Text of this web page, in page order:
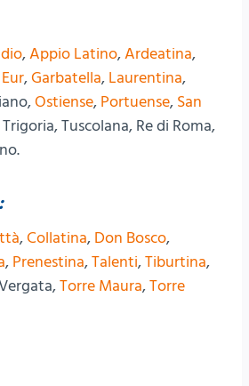
,Appio Latino,Ardeatina,
Eur,Garbatella, Laurentina,
Ostiense, Portuense, San
Tuscolana, Re di Roma,
,Collatina, Don Bosco,
, Prenestina,Talenti,Tiburtina,
Torre Maura,Torre